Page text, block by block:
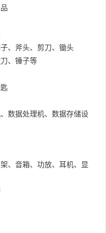
、斧头、剪刀、锄头
、锤子等
数据处理机、数据存储设
、音箱、功放、耳机、显